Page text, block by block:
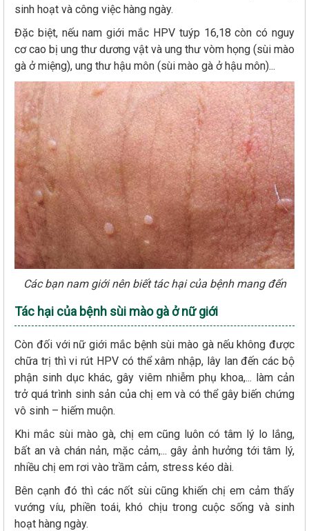
sinh hoạt và công việc hàng ngày.
Đặc biệt, nếu nam giới mắc HPV tuýp 16,18 còn có nguy
cơ cao bị ung thư dương vật và ung thư vòm họng (sùi mào
gà ở miệng), ung thư hậu môn (sùi mào gà ở hậu môn)...
Các bạn nam giới nên biết tác hại của bệnh mang đến
Tác hại của bệnh sùi mào gà ở nữ giới
Còn đối với nữ giới mắc bệnh sùi mào gà nếu không được
chữa trị thì vi rút HPV có thể xâm nhập, lây lan đến các bộ
phận sinh dục khác, gây viêm nhiễm phụ khoa,... làm cản
trở quá trình sinh sản của chị em và có thể gây biến chứng
vô sinh – hiếm muộn.
Khi mắc sùi mào gà, chị em cũng luôn có tâm lý lo lắng,
bất an và chán nản, mặc cảm,... gây ảnh hưởng tới tâm lý,
nhiều chị em rơi vào trầm cảm, stress kéo dài.
Bên cạnh đó thì các nốt sùi cũng khiến chị em cảm thấy
vướng víu, phiền toái, khó chịu trong cuộc sống và sinh
hoạt hàng ngày.